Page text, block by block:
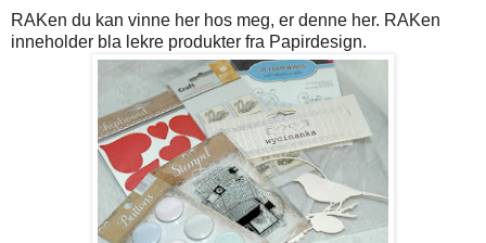
RAKen du kan vinne her hos meg, er denne her. RAKen
inneholder bla lekre produkter fra Papirdesign.